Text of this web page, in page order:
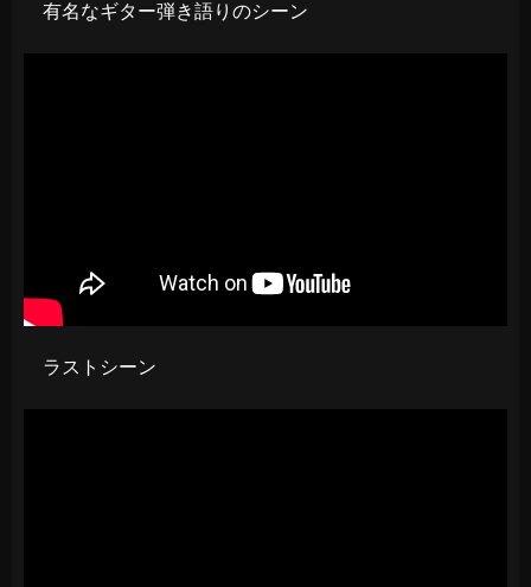
有名なギター弾き語りのシーン
ラストシーン